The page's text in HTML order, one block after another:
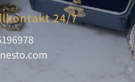
24/7